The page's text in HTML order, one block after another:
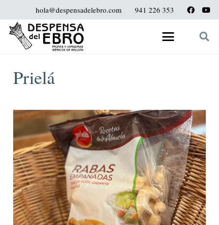
hola@despensadelebro.com 941 226 353
Prielá